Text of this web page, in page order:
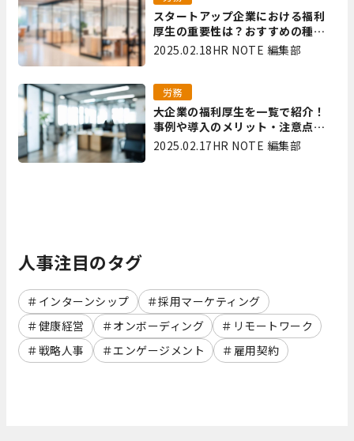
スタートアップ企業における福利
厚生の重要性は？おすすめの種類
やメリット・デメリットを解説
2025.02.18HR NOTE 編集部
大企業の福利厚生を一覧で紹介！
事例や導入のメリット・注意点を
解説
労務
2025.02.17HR NOTE 編集部
人事注目のタグ
インターンシップ
採用マーケティング
健康経営
オンボーディング
リモートワーク
戦略人事
エンゲージメント 雇用契約